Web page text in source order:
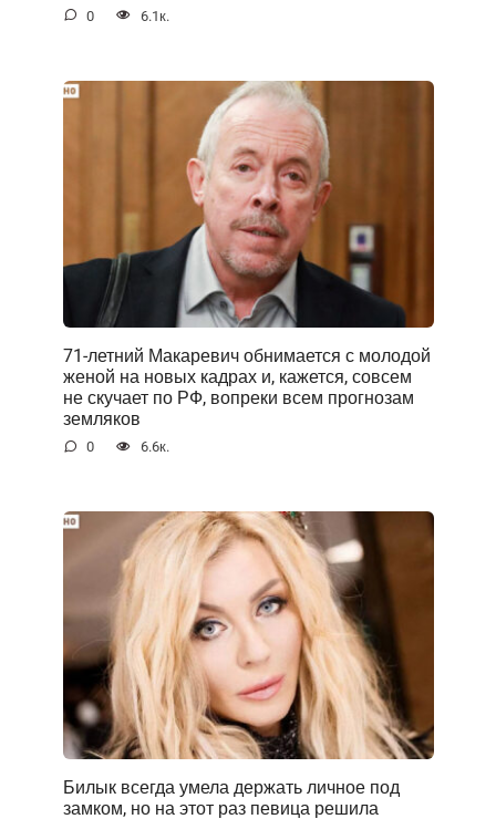
0 6.1к.
71-летний Макаревич обнимается с молодой
женой на новых кадрах и, кажется, совсем
не скучает по РФ, вопреки всем прогнозам
земляков
0 6.6к.
Билык всегда умела держать личное под
замком, но на этот раз певица решила